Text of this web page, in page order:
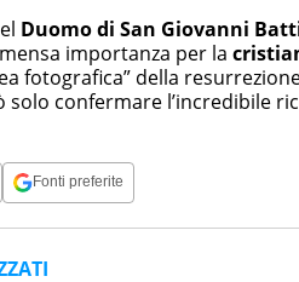
Duomo di San Giovanni
importanza per la
fotografica” della
solo confermare l’incredibile
Fonti preferite